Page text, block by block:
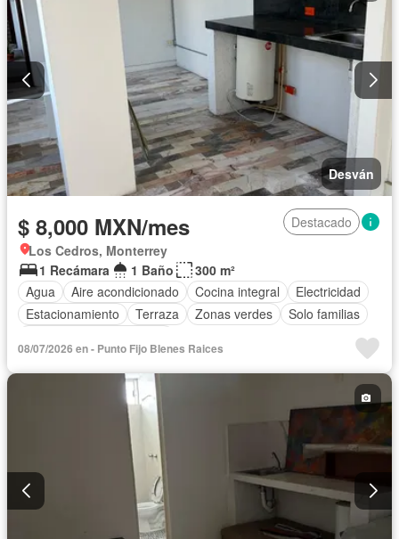
Desván
$ 8,000 MXN/mes
Destacado
Los Cedros, Monterrey
1 Recámara
1 Baño
300 m²
Agua
Aire acondicionado Cocina integral
Electricidad
Estacionamiento
Terraza Zonas verdes
Solo familias
08/07/2026 en - Punto Fijo BIenes Raices